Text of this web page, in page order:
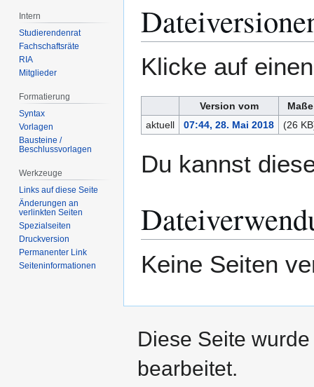
Klicke auf
Version vom
Maße
aktuell
07:44, 28. Mai 2018 (26
Du kannst
Keine Seiten
Intern
Studierendenrat
Fachschaftsräte
RIA
Mitglieder
Formatierung
Syntax
Vorlagen
Bausteine /
Beschlussvorlagen
Werkzeuge
Links auf diese Seite
Änderungen an
verlinkten Seiten
Spezialseiten
Druckversion
Permanenter Link
Seiten­­informationen
Diese Seite
bearbeitet.